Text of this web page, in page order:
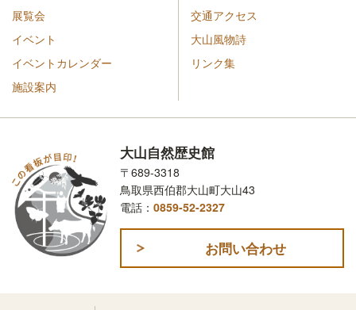
展覧会
イベント
イベントカレンダー
施設案内
交通アクセス
大山風物詩
リンク集
大山自然歴史館
〒689-3318
鳥取県西伯郡大山町大山43
電話：0859-52-2327
お問い合わせ